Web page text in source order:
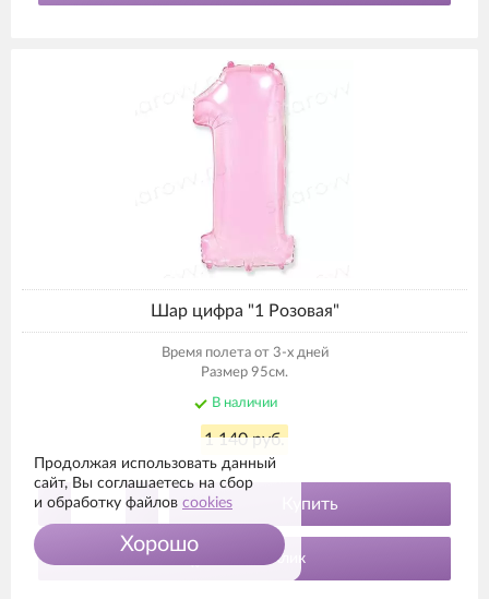
Шар цифра "1 Розовая"
Время полета от 3-х дней
Размер 95см.
В наличии
1 140 руб.
- + Купить
Заказ в 1 клик
Продолжая использовать данный
сайт, Вы соглашаетесь на сбор
и обработку файлов cookies
Хорошо